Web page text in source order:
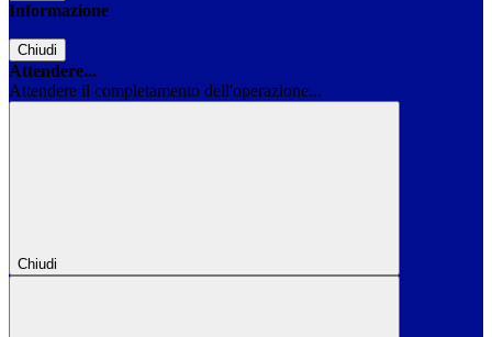
Informazione
Chiudi
Attendere...
Attendere il completamento dell'operazione...
Chiudi